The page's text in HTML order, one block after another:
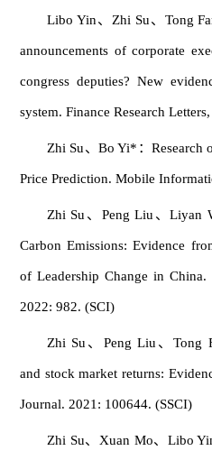
Libo Yin、Zhi Su、Tong
announcements of corporate
congress deputies? New
system. Finance Research
Zhi Su、Bo Yi*：Research
Price Prediction. Mobile
Zhi Su、Peng Liu、Liyan
Carbon Emissions: Evidence
of Leadership Change in China.
2022: 982. (SCI)
Zhi Su、Peng Liu、Tong
and stock market returns:
Journal. 2021: 100644. (SSCI)
Zhi Su、Xuan Mo、Libo